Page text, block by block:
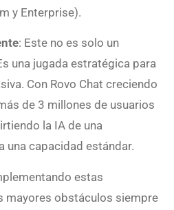
y Enterprise).
: Este no es solo un
una jugada estratégica para
Con Rovo Chat creciendo
de 3 millones de usuarios
la IA de una
una capacidad estándar.
estas
mayores obstáculos siempre